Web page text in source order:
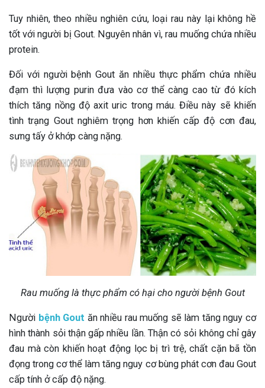
Tuy nhiên, theo nhiều nghiên cứu, loại rau này lại không hề
tốt với người bị Gout. Nguyên nhân vì, rau muống chứa nhiều
protein.
Đối với người bệnh Gout ăn nhiều thực phẩm chứa nhiều
đạm thì lượng purin đưa vào cơ thể càng cao từ đó kích
thích tăng nồng độ axit uric trong máu. Điều này sẽ khiến
tình trạng Gout nghiêm trọng hơn khiến cấp độ cơn đau,
sưng tấy ở khớp càng nặng.
Rau muống là thực phẩm có hại cho người bệnh Gout
Người bệnh Gout ăn nhiều rau muống sẽ làm tăng nguy cơ
hình thành sỏi thận gấp nhiều lần. Thận có sỏi không chỉ gây
đau mà còn khiến hoạt động lọc bị trì trệ, chất cặn bã tồn
đọng trong cơ thể làm tăng nguy cơ bùng phát cơn đau Gout
cấp tính ở cấp độ nặng.